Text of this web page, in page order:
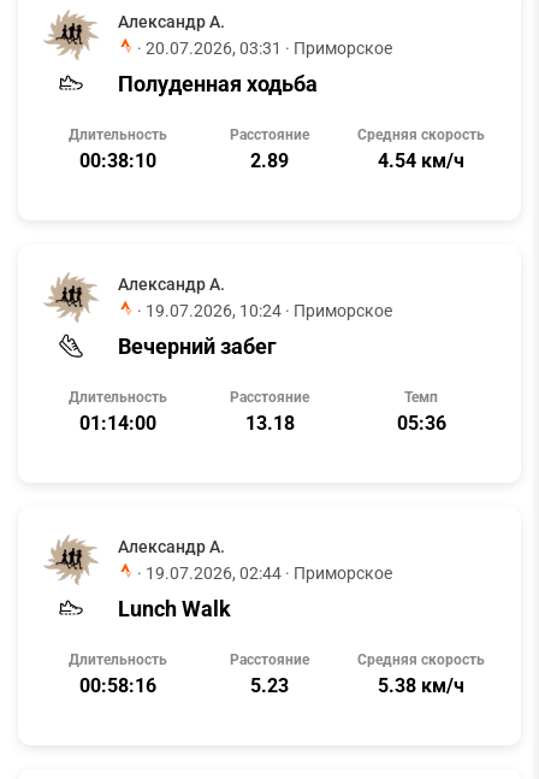
Александр А.
· 20.07.2026, 03:31 · Приморское
Полуденная ходьба
Длительность
00:38:10
Расстояние
2.89
Средняя скорость
4.54 км/ч
Александр А.
· 19.07.2026, 10:24 · Приморское
Вечерний забег
Длительность
01:14:00
Расстояние
13.18
Темп
05:36
Александр А.
· 19.07.2026, 02:44 · Приморское
Lunch Walk
Длительность
00:58:16
Расстояние
5.23
Средняя скорость
5.38 км/ч